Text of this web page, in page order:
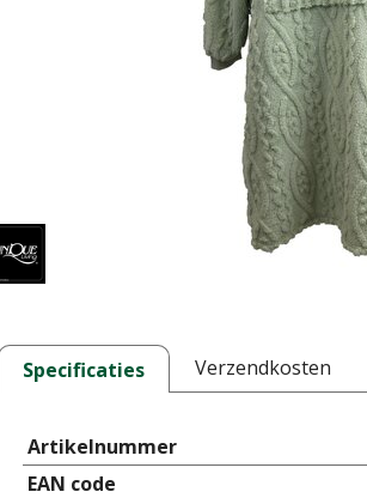
Specificaties Verzendkosten
Artikelnummer
EAN code